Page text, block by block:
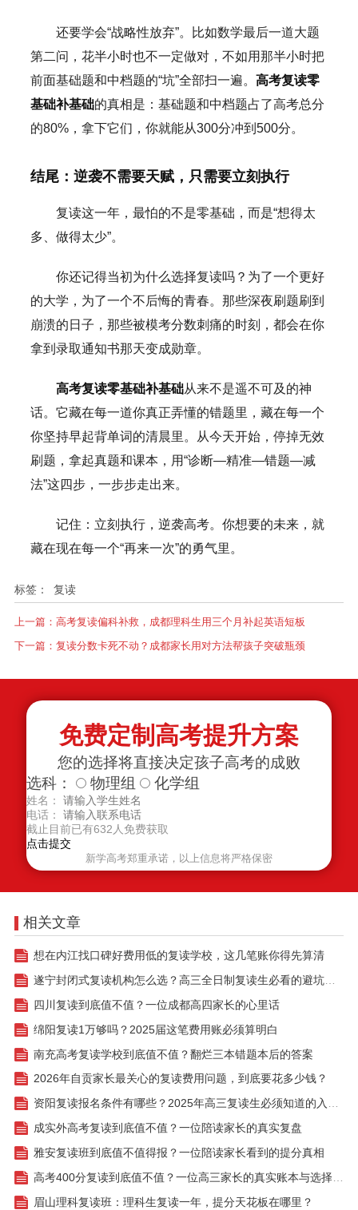
还要学会“战略性放弃”。比如数学最后一道大题
第二问，花半小时也不一定做对，不如用那半小时把
前面基础题和中档题的“坑”全部扫一遍。 高考复读零
基础补基础的真相是：基础题和中档题占了高考总分
的80%，拿下它们，你就能从300分冲到500分。
结尾：逆袭不需要天赋，只需要立刻执行
复读这一年，最怕的不是零基础，而是“想得太
多、做得太少”。
你还记得当初为什么选择复读吗？为了一个更好
的大学，为了一个不后悔的青春。那些深夜刷题刷到
崩溃的日子，那些被模考分数刺痛的时刻，都会在你
拿到录取通知书那天变成勋章。
高考复读零基础补基础从来不是遥不可及的神
话。它藏在每一道你真正弄懂的错题里，藏在每一个
你坚持早起背单词的清晨里。从今天开始，停掉无效
刷题，拿起真题和课本，用“诊断—精准—错题—减
法”这四步，一步步走出来。
记住：立刻执行，逆袭高考。你想要的未来，就
藏在现在每一个“再来一次”的勇气里。
标签： 复读
上一篇： 高考复读偏科补救，成都理科生用三个月补起英语短板
下一篇： 复读分数卡死不动？成都家长用对方法帮孩子突破瓶颈
免费定制高考提升方案
您的选择将直接决定孩子高考的成败
选科：
物理组 化学组
姓名：
电话：
截止目前已有632人免费获取
新学高考郑重承诺，以上信息将严格保密
相关文章
想在内江找口碑好费用低的复读学校，这几笔账你得先算清
遂宁封闭式复读机构怎么选？高三全日制复读生必看的避坑指南
四川复读到底值不值？一位成都高四家长的心里话
绵阳复读1万够吗？2025届这笔费用账必须算明白
南充高考复读学校到底值不值？翻烂三本错题本后的答案
2026年自贡家长最关心的复读费用问题，到底要花多少钱？
资阳复读报名条件有哪些？2025年高三复读生必须知道的入学门槛
成实外高考复读到底值不值？一位陪读家长的真实复盘
雅安复读班到底值不值得报？一位陪读家长看到的提分真相
高考400分复读到底值不值？一位高三家长的真实账本与选择逻辑
眉山理科复读班：理科生复读一年，提分天花板在哪里？